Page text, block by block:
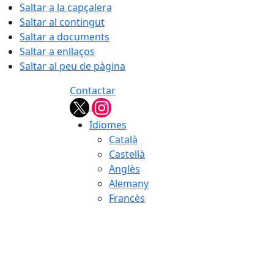
Saltar a la capçalera
Saltar al contingut
Saltar a documents
Saltar a enllaços
Saltar al peu de pàgina
Contactar
Idiomes
Català
Castellà
Anglès
Alemany
Francès